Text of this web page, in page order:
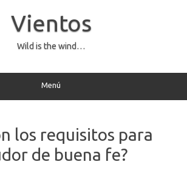
Vientos
Wild is the wind…
Menú
los requisitos para
de buena fe?